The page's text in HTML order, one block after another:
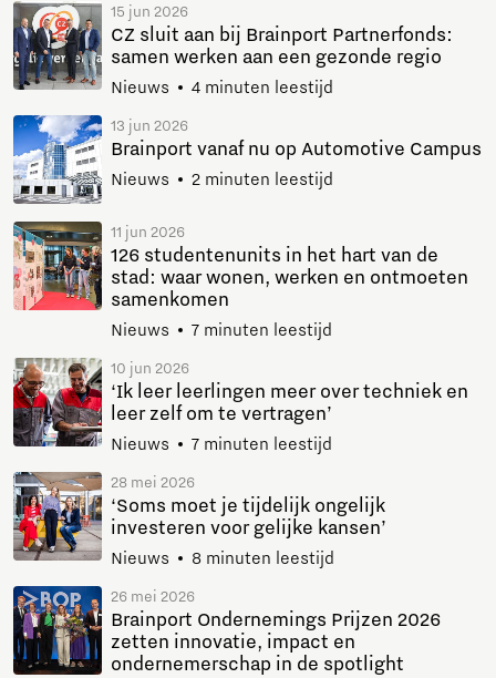
15 jun 2026
CZ sluit aan bij Brainport Partnerfonds:
samen werken aan een gezonde regio
Nieuws 4 minuten leestijd
13 jun 2026
Brainport vanaf nu op Automotive Campus
Nieuws 2 minuten leestijd
11 jun 2026
126 studentenunits in het hart van de
stad: waar wonen, werken en ontmoeten
samenkomen
Nieuws 7 minuten leestijd
10 jun 2026
‘Ik leer leerlingen meer over techniek en
leer zelf om te vertragen’
Nieuws 7 minuten leestijd
28 mei 2026
‘Soms moet je tijdelijk ongelijk
investeren voor gelijke kansen’
Nieuws 8 minuten leestijd
26 mei 2026
Brainport Ondernemings Prijzen 2026
zetten innovatie, impact en
ondernemerschap in de spotlight